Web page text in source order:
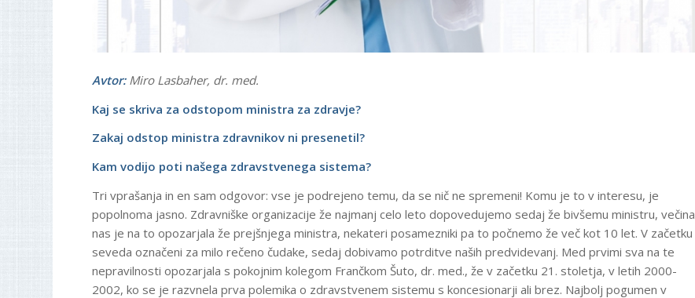
Avtor:Miro Lasbaher, dr. med.
Kaj se skriva za odstopom ministra za zdravje?
Zakaj odstop ministra zdravnikov ni presenetil?
Kam vodijo poti našega zdravstvenega sistema?
Tri vprašanja in en sam odgovor: vse je podrejeno temu, da se nič ne spremeni! Komu je to v interesu, je
popolnoma jasno. Zdravniške organizacije že najmanj celo leto dopovedujemo sedaj že bivšemu ministru, večina
nas je na to opozarjala že prejšnjega ministra, nekateri posamezniki pa to počnemo že več kot 10 let. V začetku
seveda označeni za milo rečeno čudake, sedaj dobivamo potrditve naših predvidevanj. Med prvimi sva na te
nepravilnosti opozarjala s pokojnim kolegom Frančkom Šuto, dr. med., že v začetku 21. stoletja, v letih 2000-
2002, ko se je razvnela prva polemika o zdravstvenem sistemu s koncesionarji ali brez. Najbolj pogumen v